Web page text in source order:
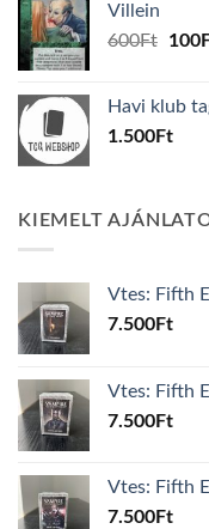
Villein
600Ft 100
Havi klub
1.500Ft
KIEMELT
Vtes: Fifth
7.500Ft
Vtes: Fifth
7.500Ft
Vtes: Fifth
7.500Ft